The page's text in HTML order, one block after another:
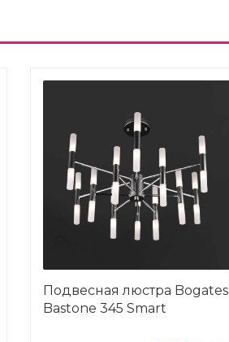
Подвесная люстра Bogates
Bastone 345 Smart